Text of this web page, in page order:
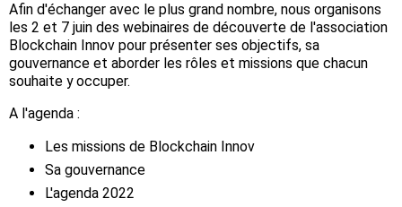
Afin d'échanger avec le plus grand nombre, nous organisons
les 2 et 7 juin des webinaires de découverte de l'association
Blockchain Innov pour présenter ses objectifs, sa
gouvernance et aborder les rôles et missions que chacun
souhaite y occuper.
A l'agenda :
Les missions de Blockchain Innov
Sa gouvernance
L'agenda 2022